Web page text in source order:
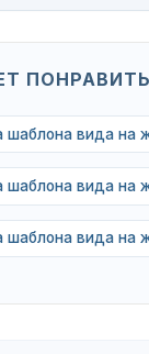
шаблона вида
шаблона вида
шаблона вида